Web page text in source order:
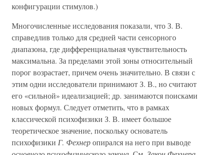
конфигурации стимулов.)
Многочисленные исследования показали, что З. В.
справедлив только для средней части сенсорного
диапазона, где дифференциальная чувствительность
максимальна. За пределами этой зоны относительный
порог возрастает, причем очень значительно. В связи с
этим одни исследователи принимают З. В., но считают
его «сильной» идеализацией; др. занимаются поисками
новых формул. Следует отметить, что в рамках
классической психофизики З. В. имеет большое
теоретическое значение, поскольку основатель
психофизики Г. Фехнеропирался на него при выводе